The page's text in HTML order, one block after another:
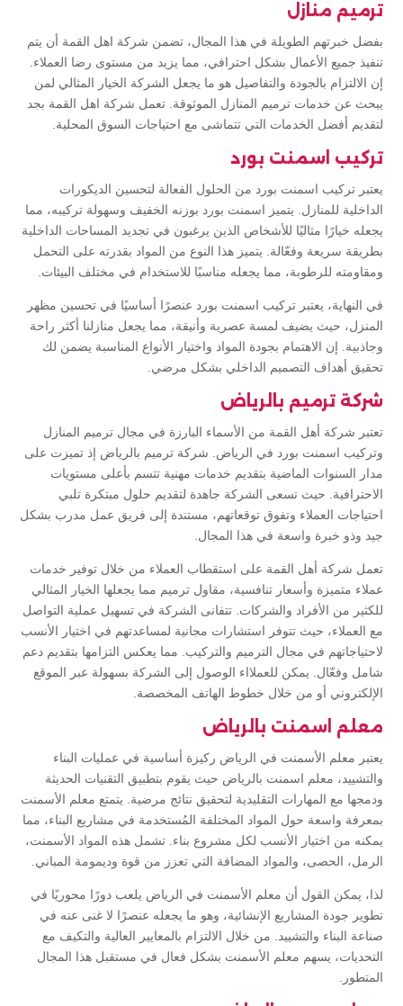
ترميم منازل
بفضل خبرتهم الطويلة في هذا المجال، تضمن شركة اهل القمة أن يتم
تنفيذ جميع الأعمال بشكل احترافي، مما يزيد من مستوى رضا العملاء.
إن الالتزام بالجودة والتفاصيل هو ما يجعل الشركة الخيار المثالي لمن
يبحث عن خدمات ترميم المنازل الموثوقة. تعمل شركة اهل القمة بجد
لتقديم أفضل الخدمات التي تتماشى مع احتياجات السوق المحلية.
تركيب اسمنت بورد
يعتبر تركيب اسمنت بورد من الحلول الفعالة لتحسين الديكورات
الداخلية للمنازل. يتميز اسمنت بورد بوزنه الخفيف وسهولة تركيبه، مما
يجعله خيارًا مثاليًا للأشخاص الذين يرغبون في تجديد المساحات الداخلية
بطريقة سريعة وفعّالة. يتميز هذا النوع من المواد بقدرته على التحمل
ومقاومته للرطوبة، مما يجعله مناسبًا للاستخدام في مختلف البيئات.
في النهاية، يعتبر تركيب اسمنت بورد عنصرًا أساسيًا في تحسين مظهر
المنزل، حيث يضيف لمسة عصرية وأنيقة، مما يجعل منازلنا أكثر راحة
وجاذبية. إن الاهتمام بجودة المواد واختيار الأنواع المناسبة يضمن لك
تحقيق أهداف التصميم الداخلي بشكل مرضي.
شركة ترميم بالرياض
تعتبر شركة أهل القمة من الأسماء البارزة في مجال ترميم المنازل
وتركيب اسمنت بورد في الرياض. شركة ترميم بالرياض إذ تميزت على
مدار السنوات الماضية بتقديم خدمات مهنية تتسم بأعلى مستويات
الاحترافية. حيث تسعى الشركة جاهدة لتقديم حلول مبتكرة تلبي
احتياجات العملاء وتفوق توقعاتهم، مستندة إلى فريق عمل مدرب بشكل
جيد وذو خبرة واسعة في هذا المجال.
تعمل شركة أهل القمة على استقطاب العملاء من خلال توفير خدمات
عملاء متميزة وأسعار تنافسية، مقاول ترميم مما يجعلها الخيار المثالي
للكثير من الأفراد والشركات. تتفانى الشركة في تسهيل عملية التواصل
مع العملاء، حيث تتوفر استشارات مجانية لمساعدتهم في اختيار الأنسب
لاحتياجاتهم في مجال الترميم والتركيب. مما يعكس التزامها بتقديم دعم
شامل وفعّال. يمكن للعملااء الوصول إلى الشركة بسهولة عبر الموقع
الإلكتروني أو من خلال خطوط الهاتف المخصصة.
معلم اسمنت بالرياض
يعتبر معلم الأسمنت في الرياض ركيزة أساسية في عمليات البناء
والتشييد، معلم اسمنت بالرياض حيث يقوم بتطبيق التقنيات الحديثة
ودمجها مع المهارات التقليدية لتحقيق نتائج مرضية. يتمتع معلم الأسمنت
بمعرفة واسعة حول المواد المختلفة المُستخدمة في مشاريع البناء، مما
يمكنه من اختيار الأنسب لكل مشروع بناء. تشمل هذه المواد الأسمنت،
الرمل، الحصى، والمواد المضافة التي تعزز من قوة وديمومة المباني.
لذا، يمكن القول أن معلم الأسمنت في الرياض يلعب دورًا محوريًا في
تطوير جودة المشاريع الإنشائية، وهو ما يجعله عنصرًا لا غنى عنه في
صناعة البناء والتشييد. من خلال الالتزام بالمعايير العالية والتكيف مع
التحديات، يسهم معلم الأسمنت بشكل فعال في مستقبل هذا المجال
المتطور.